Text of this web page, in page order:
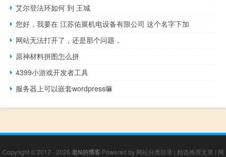
艾尔登法环如何 到 王城
您好，我要在 江苏佑展机电设备有限公司 这个名字下加
网站无法打开了，还是那个问题，
原神材料拼图怎么拼
4399小游戏开发者工具
服务器上可以嵌套wordpress嘛
Copyright © 2012 - 2026 老N的博客Powered by 网站分类目录 | 精选推荐文章 | 网